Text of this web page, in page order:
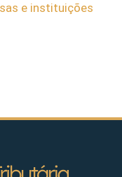
e instituições